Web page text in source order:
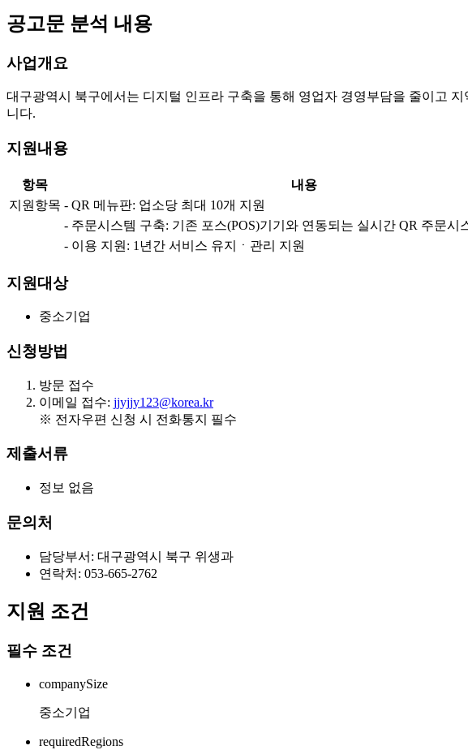
공고문 분석 내용
사업개요
대구광역시 북구에서는 디지털 인프라 구축을 통해 영업자 경영부담을 줄이고
니다.
지원내용
항목
내용
지원항목 - QR 메뉴판: 업소당 최대 10개 지원
- 주문시스템 구축: 기존 포스(POS)기기와 연동되는 실시간 QR 주문시
- 이용 지원: 1년간 서비스 유지ㆍ관리 지원
지원대상
중소기업
신청방법
방문 접수
이메일 접수: jjyjjy123@korea.kr
※ 전자우편 신청 시 전화통지 필수
제출서류
정보 없음
문의처
담당부서: 대구광역시 북구 위생과
연락처: 053-665-2762
지원 조건
필수 조건
companySize
중소기업
requiredRegions